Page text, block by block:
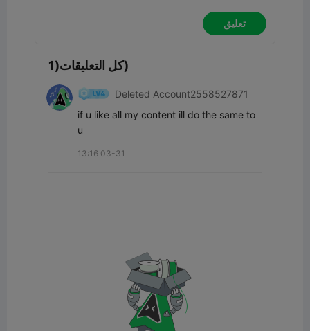
تعليق
كل التعليقات(1)
Deleted Account2558527871
if u like all my content ill do the same to
u
13:16 03-31